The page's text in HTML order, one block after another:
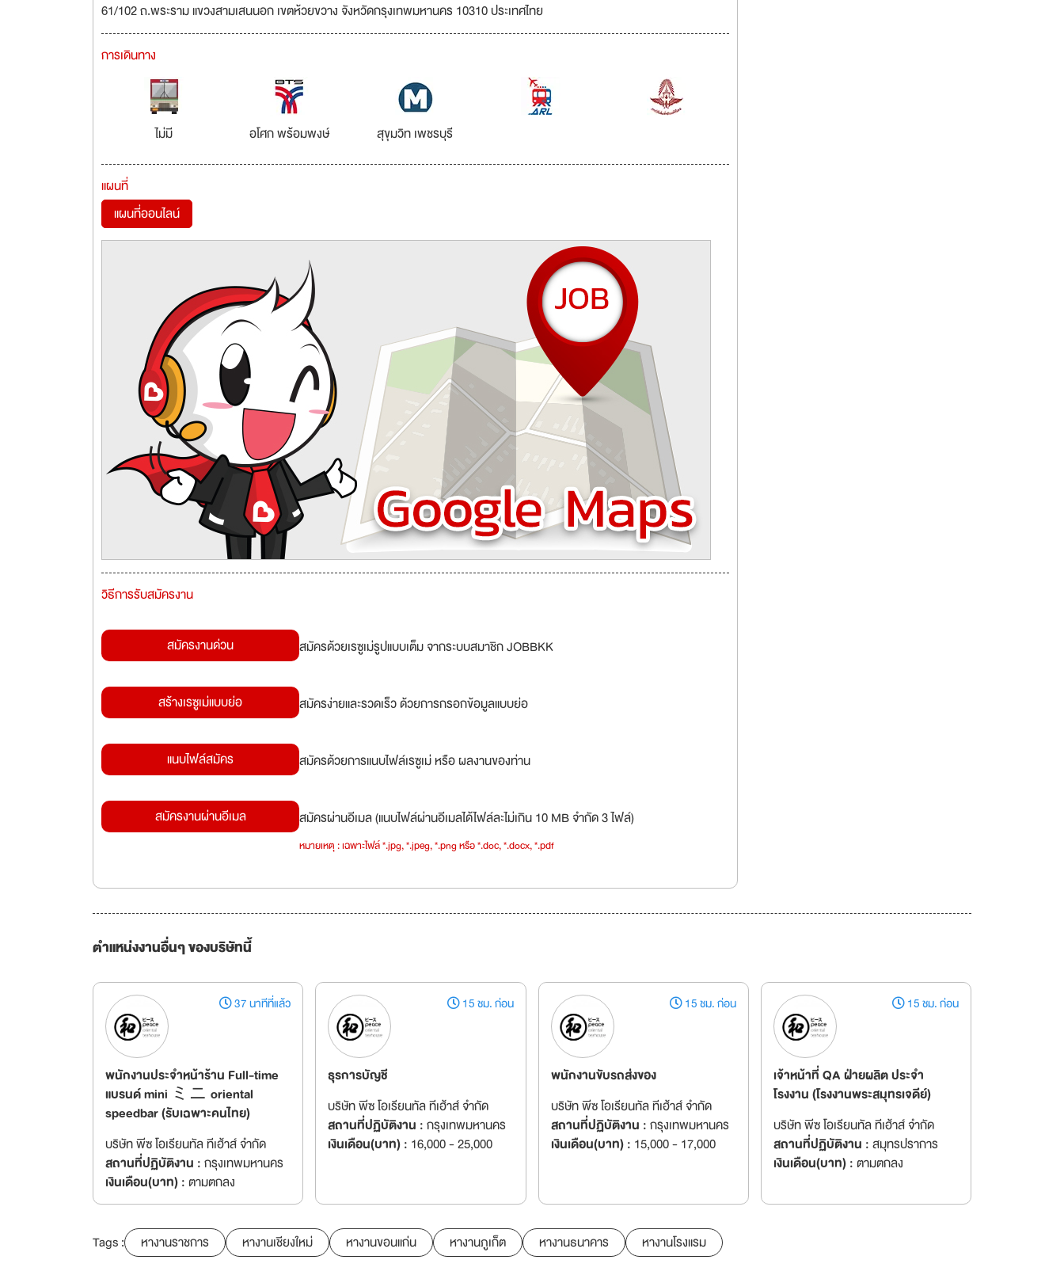
61/102 ถ.พระราม แขวงสามเสนนอก เขตห้วยขวาง จังหวัดกรุงเทพมหานคร 10310 ประเทศไทย
การเดินทาง
ไม่มี อโศก พร้อมพงษ์ สุขุมวิท เพชรบุรี
แผนที่
แผนที่ออนไลน์
วิธีการรับสมัครงาน
สมัครงานด่วน สมัครด้วยเรซูเม่รูปแบบเต็ม จากระบบสมาชิก JOBBKK
สร้างเรซูเม่แบบย่อ สมัครง่ายและรวดเร็ว ด้วยการกรอกข้อมูลแบบย่อ
แนบไฟล์สมัคร สมัครด้วยการแนบไฟล์เรซูเม่ หรือ ผลงานของท่าน
สมัครงานผ่านอีเมล สมัครผ่านอีเมล (แนบไฟล์ผ่านอีเมลได้ไฟล์ละไม่เกิน 10 MB จำกัด 3 ไฟล์)
หมายเหตุ : เฉพาะไฟล์ *.jpg, *.jpeg, *.png หรือ *.doc, *.docx, *.pdf
ตำแหน่งงานอื่นๆ ของบริษัทนี้
37 นาทีที่แล้ว
พนักงานประจำหน้าร้าน Full-time
แบรนด์ mini ミニ oriental
speedbar (รับเฉพาะคนไทย)
บริษัท พีซ โอเรียนทัล ทีเฮ้าส์ จำกัด
สถานที่ปฏิบัติงาน :กรุงเทพมหานคร
เงินเดือน(บาท) :ตามตกลง
15 ชม. ก่อน
ธุรการบัญชี
บริษัท พีซ โอเรียนทัล ทีเฮ้าส์ จำกัด
สถานที่ปฏิบัติงาน :กรุงเทพมหานคร
เงินเดือน(บาท) : 16,000 - 25,000
15 ชม. ก่อน
พนักงานขับรถส่งของ
บริษัท พีซ โอเรียนทัล ทีเฮ้าส์ จำกัด
สถานที่ปฏิบัติงาน :กรุงเทพมหานคร
เงินเดือน(บาท) : 15,000 - 17,000
15 ชม. ก่อน
เจ้าหน้าที่ QA ฝ่ายผลิต ประจำ
โรงงาน (โรงงานพระสมุทรเจดีย์)
บริษัท พีซ โอเรียนทัล ทีเฮ้าส์ จำกัด
สถานที่ปฏิบัติงาน :สมุทรปราการ
เงินเดือน(บาท) :ตามตกลง
Tags : หางานราชการ หางานเชียงใหม่ หางานขอนแก่น หางานภูเก็ต หางานธนาคาร หางานโรงแรม